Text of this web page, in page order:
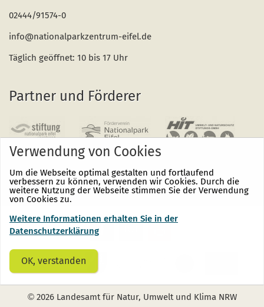
02444/91574-0
info@nationalparkzentrum-eifel.de
Täglich geöffnet: 10 bis 17 Uhr
Partner und Förderer
Nationalpark
einem
neuen
Fenster)
Nationalpark
einem
neuen
Fenster)
Nationalpark
einem
neuen
Fenster)
©2026 Landesamt für Natur, Umwelt und Klima NRW
Verwendung von Cookies
Um die Webseite optimal gestalten und fortlaufend
verbessern zu können, verwenden wir Cookies. Durch die
weitere Nutzung der Webseite stimmen Sie der Verwendung
von Cookies zu.
Weitere Informationen erhalten Sie in der
Datenschutzerklärung
OK, verstanden